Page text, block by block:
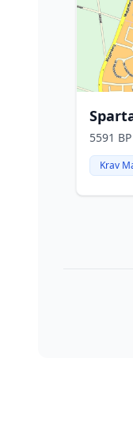
5591 BP
Krav